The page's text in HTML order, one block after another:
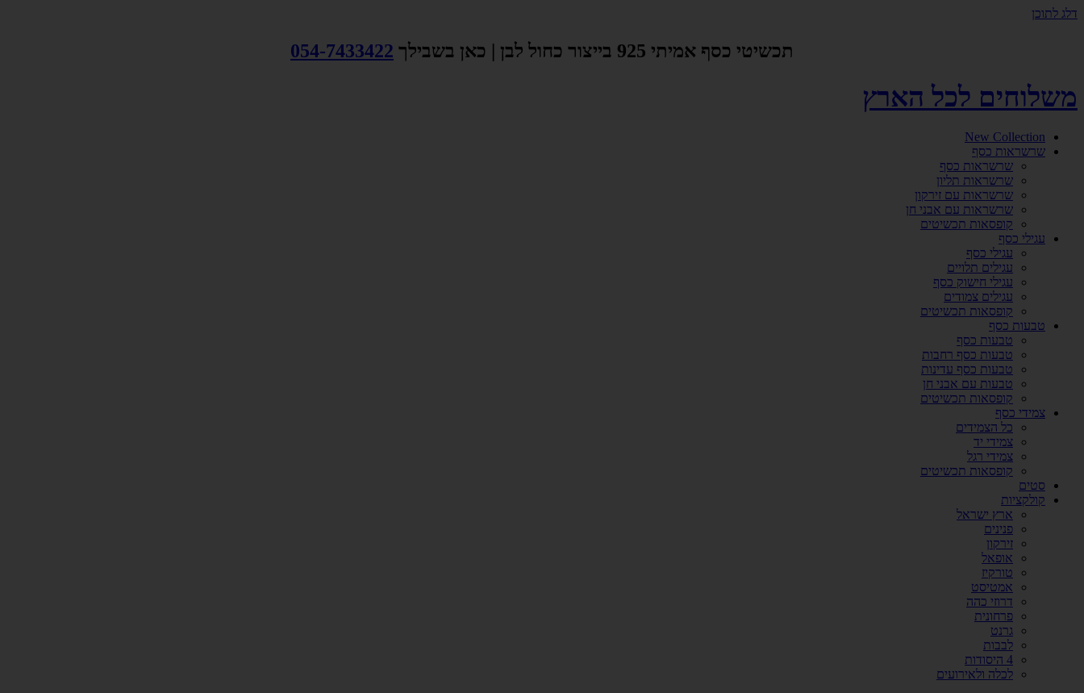
דלג לתוכן
תכשיטי כסף אמיתי 925 בייצור כחול לבן | כאן בשבילך 054-7433422
משלוחים לכל הארץ
New Collection
שרשראות כסף
שרשראות כסף
שרשראות תליון
שרשראות עם זירקון
שרשראות עם אבני חן
קופסאות תכשיטים
עגילי כסף
עגילי כסף
עגילים תלויים
עגילי חישוק כסף
עגילים צמודים
קופסאות תכשיטים
טבעות כסף
טבעות כסף
טבעות כסף רחבות
טבעות כסף עדינות
טבעות עם אבני חן
קופסאות תכשיטים
צמידי כסף
כל הצמידים
צמידי יד
צמידי רגל
קופסאות תכשיטים
סטים
קולקציות
ארץ ישראל
פנינים
זירקון
אופאל
טורקיז
אמטיסט
דרוזי כהה
פרחונית
גרנט
לבבות
4 היסודות
לכלה ולאירועים